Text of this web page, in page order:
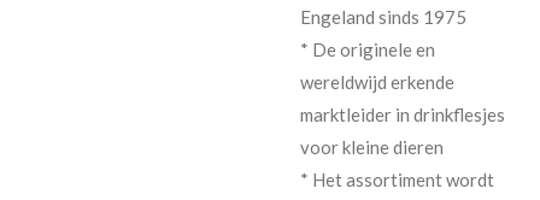
Engeland sinds 1975
* De originele en
wereldwijd erkende
marktleider in drinkflesjes
voor kleine dieren
* Het assortiment wordt